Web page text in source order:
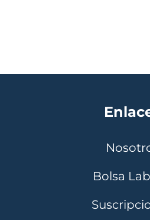
Bolsa